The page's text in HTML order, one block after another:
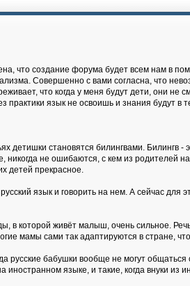
что создание форума будет всем нам в
Совершенно с вами согласна, что
что когда у меня будут дети, они не
практики язык не освоишь и знания будут в
детишки становятся билингвами. Билингв
не ошибаются, с кем из родителей на
детей прекрасное.
язык и говорить на нем. А сейчас для
в которой живёт малыш, очень сильное.
мамы сами так адаптируются в стране,
бабушки вообще не могут общаться
языке, и такие, когда внуки